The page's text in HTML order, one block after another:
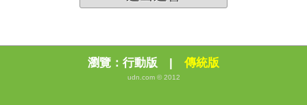
瀏覽： 行動版 | 傳統版
udn.com © 2012